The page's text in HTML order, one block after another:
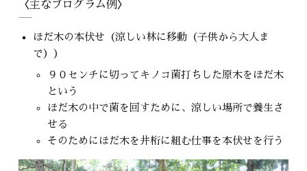
〈主なプログラム例〉
ほだ木の本伏せ（涼しい林に移動（子供から大人ま
で））
９０センチに切ってキノコ菌打ちした原木をほだ木
という
ほだ木の中で菌を回すために、涼しい場所で養生さ
せる
そのためにほだ木を井桁に組む仕事を本伏せを行う